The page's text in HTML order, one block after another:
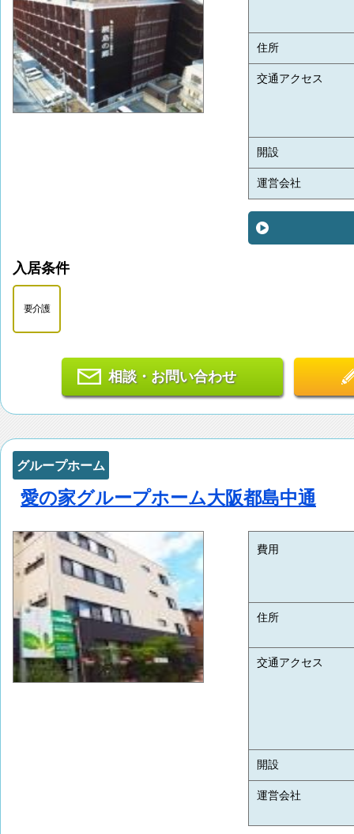
住所
交通アクセス
開設
運営会社
入居条件
要介護
相談・お問い合わせ
グループホーム
愛の家グループホーム大阪都島中通
費用
住所
交通アクセス
開設
運営会社